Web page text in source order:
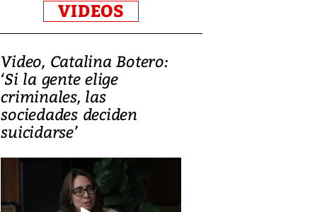
VIDEOS
Video, Catalina Botero:
‘Si la gente elige
criminales, las
sociedades deciden
suicidarse’